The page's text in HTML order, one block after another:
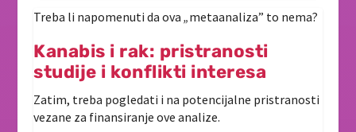
Treba li napomenuti da ova„metaanaliza” to nema?
Kanabis i rak: pristranosti
studije i konflikti interesa
Zatim, treba pogledati i na potencijalne pristranosti
vezane za finansiranje ove analize.